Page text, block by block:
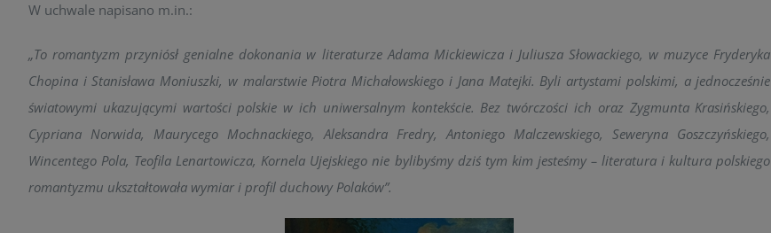
W uchwale napisano m.in.:
„To romantyzm przyniósł genialne dokonania w literaturze Adama Mickiewicza i Juliusza Słowackiego, w muzyce Fryderyka
Chopina i Stanisława Moniuszki, w malarstwie Piotra Michałowskiego i Jana Matejki. Byli artystami polskimi, a jednocześnie
światowymi ukazującymi wartości polskie w ich uniwersalnym kontekście. Bez twórczości ich oraz Zygmunta Krasińskiego,
Cypriana Norwida, Maurycego Mochnackiego, Aleksandra Fredry, Antoniego Malczewskiego, Seweryna Goszczyńskiego,
Wincentego Pola, Teofila Lenartowicza, Kornela Ujejskiego nie bylibyśmy dziś tym kim jesteśmy – literatura i kultura polskiego
romantyzmu ukształtowała wymiar i profil duchowy Polaków”.